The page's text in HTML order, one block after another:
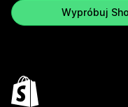
Wypróbuj